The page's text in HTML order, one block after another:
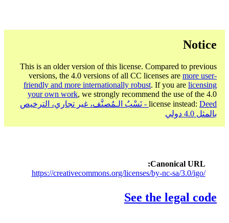
Notice
This is an older version of this license. Compared to previous
versions, the 4.0 versions of all CC licenses are more user-
friendly and more internationally robust. If you are licensing
your own work, we strongly recommend the use of the 4.0
license instead: Deed - نَسْبُ الـمُصنَّف، غير تجاري، الترخيص
بالمثل 4.0 دولي
Canonical URL
https://creativecommons.org/licenses/by-nc-sa/3.0/igo/
See the legal code